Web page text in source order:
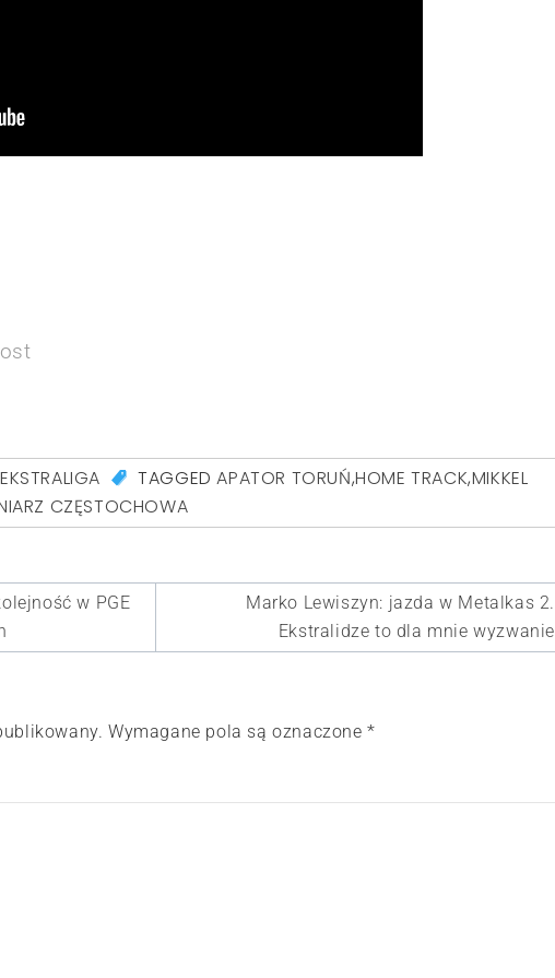
TAGGEDAPATOR TORUŃ,HOME TRACK,MIKKEL
CZĘSTOCHOWA
w PGE
Marko Lewiszyn: jazda w Metalkas 2.
Ekstralidze to dla mnie wyzwanie
Wymagane pola są oznaczone*